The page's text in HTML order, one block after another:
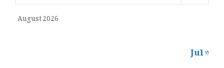
August 2026
« Jul